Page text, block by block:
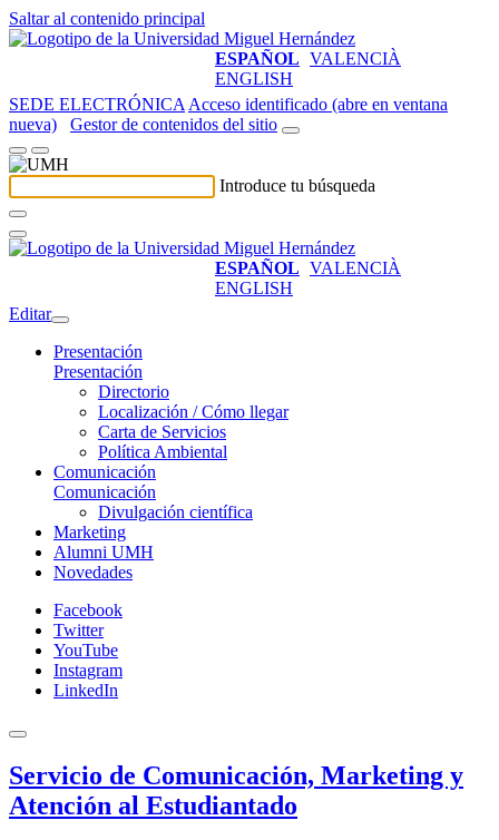
Saltar al contenido principal
ESPAÑOL VALENCIÀ
ENGLISH
SEDE ELECTRÓNICA Acceso identificado (abre en ventana
nueva)
Gestor de contenidos del sitio
Introduce tu búsqueda
ESPAÑOL VALENCIÀ
ENGLISH
Editar
Presentación
Presentación
Directorio
Localización / Cómo llegar
Carta de Servicios
Política Ambiental
Comunicación
Comunicación
Divulgación científica
Marketing
Alumni UMH
Novedades
Facebook
Twitter
YouTube
Instagram
LinkedIn
Servicio de Comunicación, Marketing y
Atención al Estudiantado